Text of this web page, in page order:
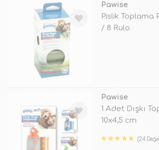
Pawise
Pislik Toplama
/ 8 Rulo
Pawise
1 Adet Dışkı
10x4,5 cm
(24